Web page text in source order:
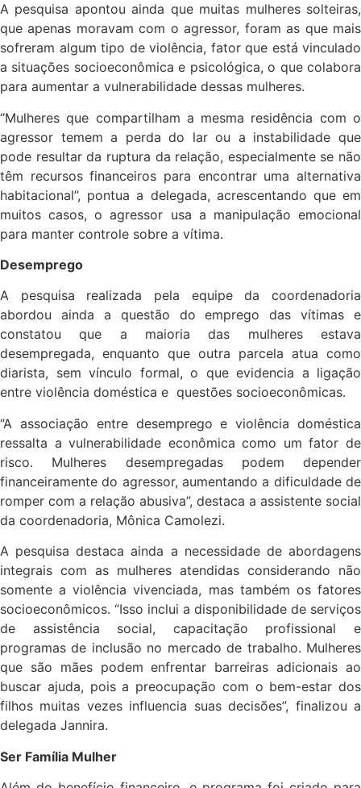
A pesquisa apontou ainda que muitas mulheres solteiras,
que apenas moravam com o agressor, foram as que mais
sofreram algum tipo de violência, fator que está vinculado
a situações socioeconômica e psicológica, o que colabora
para aumentar a vulnerabilidade dessas mulheres.
“Mulheres que compartilham a mesma residência com o
agressor temem a perda do lar ou a instabilidade que
pode resultar da ruptura da relação, especialmente se não
têm recursos financeiros para encontrar uma alternativa
habitacional”, pontua a delegada, acrescentando que em
muitos casos, o agressor usa a manipulação emocional
para manter controle sobre a vítima.
Desemprego
A pesquisa realizada pela equipe da coordenadoria
abordou ainda a questão do emprego das vítimas e
constatou que a maioria das mulheres estava
desempregada, enquanto que outra parcela atua como
diarista, sem vínculo formal, o que evidencia a ligação
entre violência doméstica e questões socioeconômicas.
“A associação entre desemprego e violência doméstica
ressalta a vulnerabilidade econômica como um fator de
risco. Mulheres desempregadas podem depender
financeiramente do agressor, aumentando a dificuldade de
romper com a relação abusiva”, destaca a assistente social
da coordenadoria, Mônica Camolezi.
A pesquisa destaca ainda a necessidade de abordagens
integrais com as mulheres atendidas considerando não
somente a violência vivenciada, mas também os fatores
socioeconômicos. “Isso inclui a disponibilidade de serviços
de assistência social, capacitação profissional e
programas de inclusão no mercado de trabalho. Mulheres
que são mães podem enfrentar barreiras adicionais ao
buscar ajuda, pois a preocupação com o bem-estar dos
filhos muitas vezes influencia suas decisões”, finalizou a
delegada Jannira.
Ser Família Mulher